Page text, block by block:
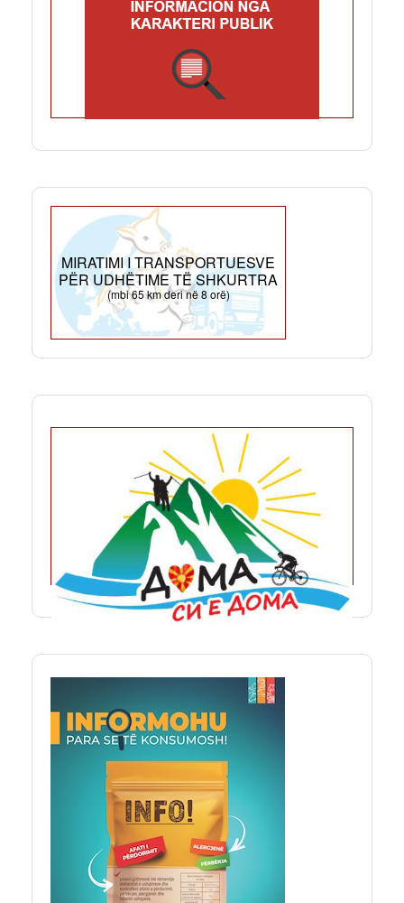
MIRATIMI I TRANSPORTUESVE
PËR UDHËTIME TË SHKURTRA
(mbi 65 km deri në 8 orë)